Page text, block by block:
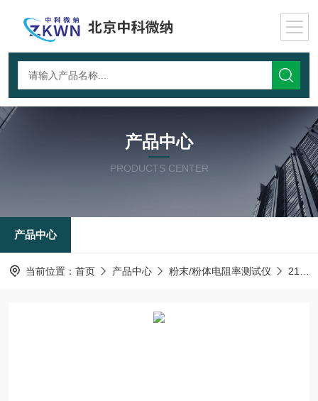
产品中心
PRODUCTS CENTER
产品中心
当前位置： 首页 产品中心 粉末/粉体电阻率测试仪 210-炭块电阻率测试仪